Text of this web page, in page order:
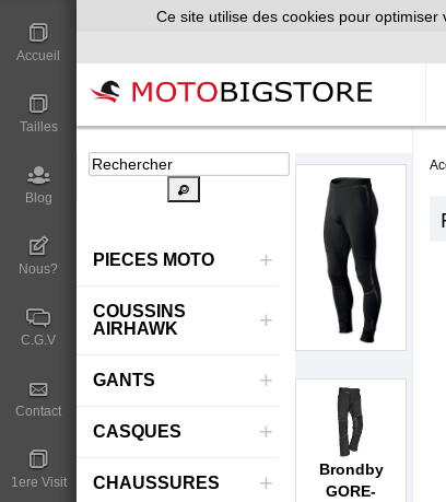
Accueil
Tailles
Blog
Nous?
C.G.V
Contact
1ere Visit
Ce site utilise des cookies pour
PIECES MOTO +
COUSSINS
AIRHAWK
+
GANTS +
CASQUES +
CHAUSSURES +
Brondby
GORE-